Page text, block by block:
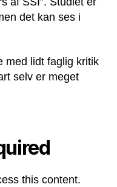
det kan ses i
med lidt faglig kritik
selv er meget
this content.